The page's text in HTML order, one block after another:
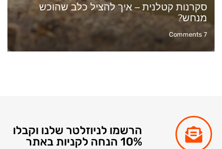
סקרנות קטלנית – איך להציל כלב שהוכש
מנחש?
7
הרשמו לניוזלטר שלנו וקבלו
10% הנחה לקניות באתר